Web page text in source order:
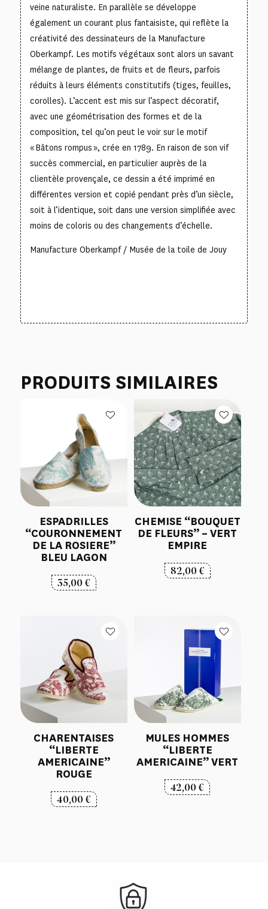
veine naturaliste. En parallèle se développe
également un courant plus fantaisiste, qui reflète la
créativité des dessinateurs de la Manufacture
Oberkampf. Les motifs végétaux sont alors un savant
mélange de plantes, de fruits et de fleurs, parfois
réduits à leurs éléments constitutifs (tiges, feuilles,
corolles). L’accent est mis sur l’aspect décoratif,
avec une géométrisation des formes et de la
composition, tel qu’on peut le voir sur le motif
« Bâtons rompus », crée en 1789. En raison de son vif
succès commercial, en particulier auprès de la
clientèle provençale, ce dessin a été imprimé en
différentes version et copié pendant près d’un siècle,
soit à l’identique, soit dans une version simplifiée avec
moins de coloris ou des changements d’échelle.
Manufacture Oberkampf / Musée de la toile de Jouy
PRODUITS SIMILAIRES
ESPADRILLES
“COURONNEMENT
DE LA ROSIERE”
BLEU LAGON
35,00€
CHEMISE “BOUQUET
DE FLEURS” – VERT
EMPIRE
82,00€
CHARENTAISES
“LIBERTE
AMERICAINE”
ROUGE
40,00€
MULES HOMMES
“LIBERTE
AMERICAINE” VERT
42,00€